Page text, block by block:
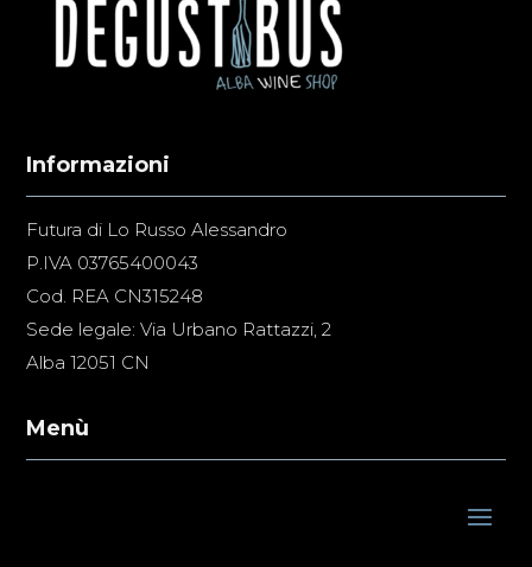
Informazioni
Futura di Lo Russo Alessandro
P.IVA 03765400043
Cod. REA CN315248
Sede legale: Via Urbano Rattazzi, 2
Alba 12051 CN
Menù